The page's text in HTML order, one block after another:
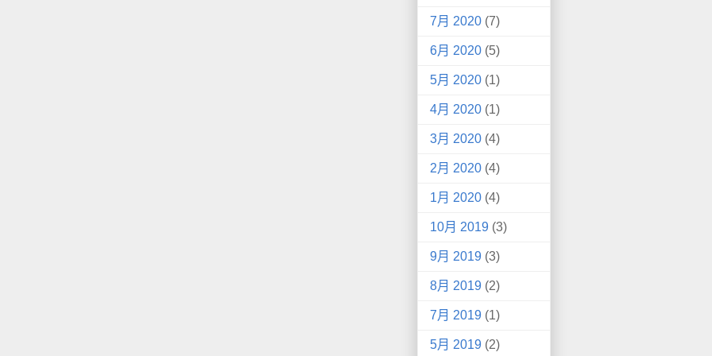
7月 2020 (7)
6月 2020 (5)
5月 2020 (1)
4月 2020 (1)
3月 2020 (4)
2月 2020 (4)
1月 2020 (4)
10月 2019 (3)
9月 2019 (3)
8月 2019 (2)
7月 2019 (1)
5月 2019 (2)